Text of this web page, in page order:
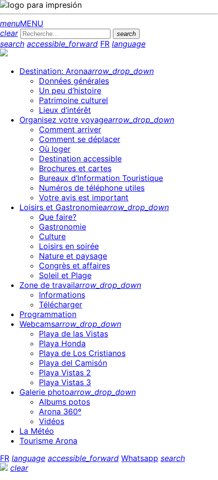
menuMENU
clear
search
search accessible_forward FR language
Destination: Aronaarrow_drop_down
Données générales
Un peu d’histoire
Patrimoine culturel
Lieux d’intérêt
Organisez votre voyagearrow_drop_down
Comment arriver
Comment se déplacer
Où loger
Destination accessible
Brochures et cartes
Bureaux d’Information Touristique
Numéros de téléphone utiles
Votre avis est important
Loisirs et Gastronomiearrow_drop_down
Que faire?
Gastronomie
Culture
Loisirs en soirée
Nature et paysage
Congrès et affaires
Soleil et Plage
Zone de travailarrow_drop_down
Informations
Télécharger
Programmation
Webcamsarrow_drop_down
Playa de las Vistas
Playa Honda
Playa de Los Cristianos
Playa del Camisón
Playa Vistas 2
Playa Vistas 3
Galerie photoarrow_drop_down
Albums potos
Arona 360º
Vidéos
La Météo
Tourisme Arona
FR language accessible_forward Whatsapp search
clear